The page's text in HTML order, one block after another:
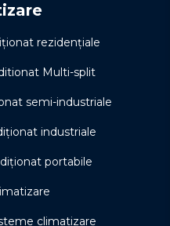
rezidențiale
Multi-split
semi-industriale
industriale
portabile
climatizare